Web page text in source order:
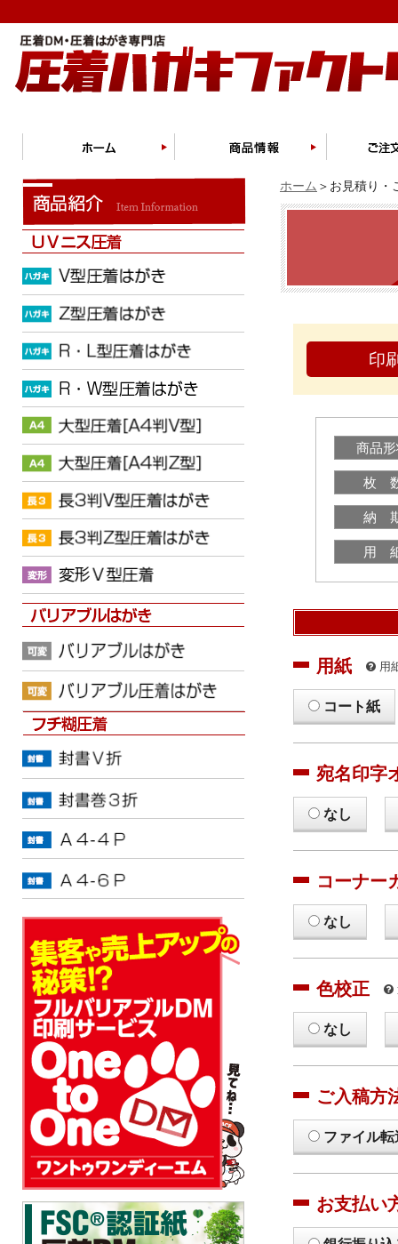
ホーム ＞お見積り・
印
商品
枚
納
用
用紙 用
コート紙
宛名印字
なし
コーナー
なし
色校正
なし
ご入稿方
ファイル
お支払い